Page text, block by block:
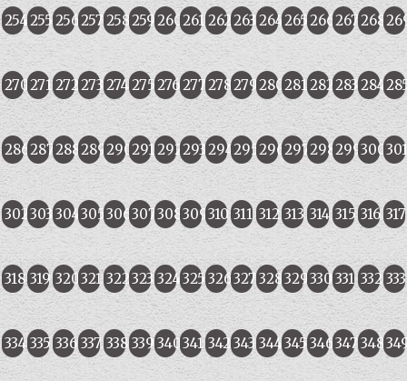
254255 256257 258259260261 262263 264265266267268
270271 272273 274275276277278279280281 282283 284
286287288289290291 292293294295296297298299300301
302303 304305306307308309310 311 312 313 314 315 316 317
318 319 320321 322323 324325326327328329330 331 332 333
334 335 336 337 338 339 340341 342 343 344345346347 348